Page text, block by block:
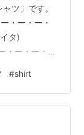
ツ」です。
・ー・ー・
タ)
ー・ー・
ニ オン ィユ
「My friend
#shirt